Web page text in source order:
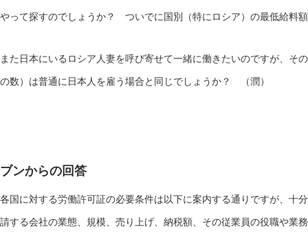
やって探すのでしょうか？ ついでに国別（特にロシア）の最低給料
また日本にいるロシア人妻を呼び寄せて一緒に働きたいのですが、そ
の数）は普通に日本人を雇う場合と同じでしょうか？ （潤）
ブンからの回答
各国に対する労働許可証の必要条件は以下に案内する通りですが、十
請する会社の業態、規模、売り上げ、納税額、その従業員の役職や業